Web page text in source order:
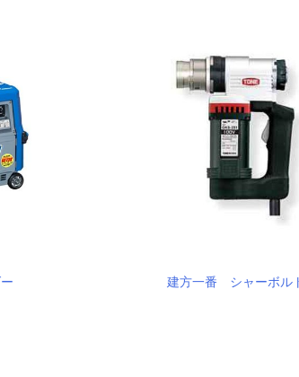
建方一番 シャーボル